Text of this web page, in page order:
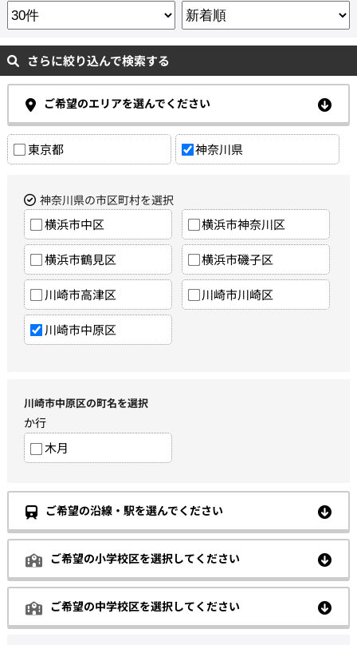
さらに絞り込んで検索する
ご希望のエリアを選んでください
東京都 神奈川県
神奈川県の市区町村を選択
横浜市中区 横浜市神奈川区
横浜市鶴見区 横浜市磯子区
川崎市高津区 川崎市川崎区
川崎市中原区
川崎市中原区の町名を選択
か行
木月
ご希望の沿線・駅を選んでください
ご希望の小学校区を選択してください
ご希望の中学校区を選択してください